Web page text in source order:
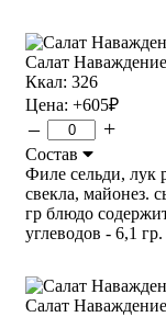
Салат
Ккал: 326
Цена: +605₽
– +
Состав
Филе сельди, лук
свекла, майонез.
гр блюдо
углеводов - 6,1
Салат